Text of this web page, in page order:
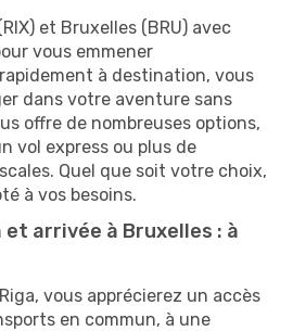
et Bruxelles (BRU) avec
vous emmener
à destination, vous
dans votre aventure sans
offre de nombreuses options,
vol express ou plus de
Quel que soit votre choix,
à vos besoins.
et arrivée à Bruxelles : à
vous apprécierez un accès
en commun, à une